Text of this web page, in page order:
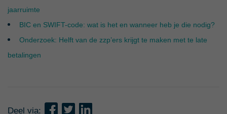
jaarruimte
BIC en SWIFT-code: wat is het en wanneer heb je die nodig?
Onderzoek: Helft van de zzp’ers krijgt te maken met te late
betalingen
Deel via: